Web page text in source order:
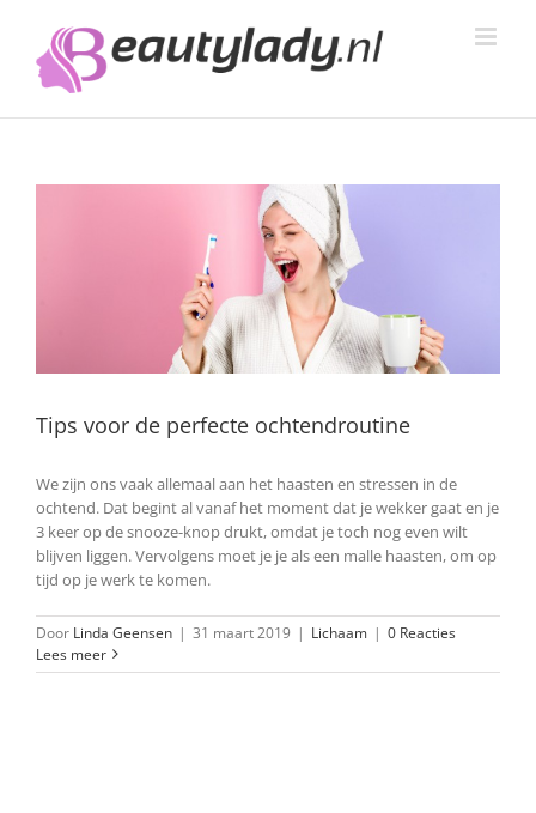
inhoud
Tips voor de perfecte ochtendroutine
We zijn ons vaak allemaal aan het haasten en stressen in de
ochtend. Dat begint al vanaf het moment dat je wekker gaat en je
3 keer op de snooze-knop drukt, omdat je toch nog even wilt
blijven liggen. Vervolgens moet je je als een malle haasten, om op
tijd op je werk te komen.
Door Linda Geensen | 31 maart 2019 | Lichaam | 0 Reacties
Lees meer